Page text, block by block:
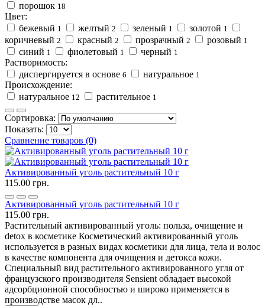
порошок 18
Цвет:
бежевый 1 желтый 2 зеленый 1 золотой 1
коричневый 2 красный 2 прозрачный 2 розовый 1
синий 1 фиолетовый 1 черный 1
Растворимость:
диспергируется в основе 6 натуральное 1
Происхождение:
натуральное 12 растительное 1
Сортировка:
Показать:
Сравнение товаров (0)
Активированный уголь растительный 10 г
115.00 грн.
Активированный уголь растительный 10 г
115.00 грн.
Растительный активированный уголь: польза, очищение и
detox в косметике Косметический активированный уголь
используется в разных видах косметики для лица, тела и волос
в качестве компонента для очищения и детокса кожи.
Специальный вид растительного активированного угля от
французского производителя Sensient обладает высокой
адсорбционной способностью и широко применяется в
производстве масок дл..